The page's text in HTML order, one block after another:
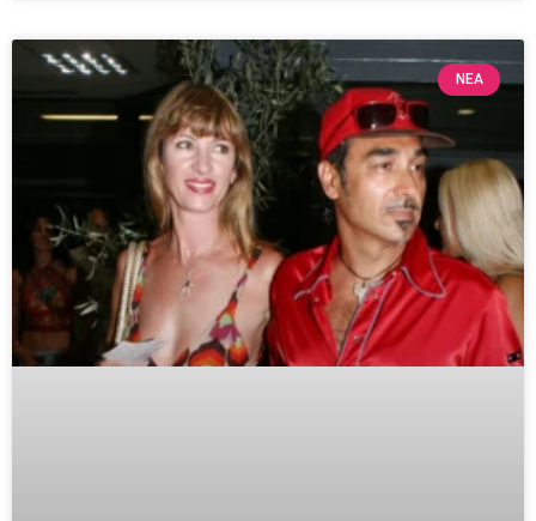
ΝΕΑ